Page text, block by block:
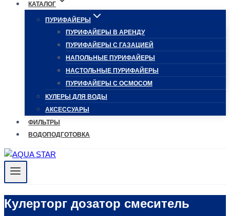
КАТАЛОГ
ПУРИФАЙЕРЫ
ПУРИФАЙЕРЫ В АРЕНДУ
ПУРИФАЙЕРЫ С ГАЗАЦИЕЙ
НАПОЛЬНЫЕ ПУРИФАЙЕРЫ
НАСТОЛЬНЫЕ ПУРИФАЙЕРЫ
ПУРИФАЙЕРЫ С ОСМОСОМ
КУЛЕРЫ ДЛЯ ВОДЫ
АКСЕССУАРЫ
ФИЛЬТРЫ
ВОДОПОДГОТОВКА
Кулерторг дозатор смеситель